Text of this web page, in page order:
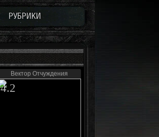
РУБРИКИ
Вектор Отчуждения
4.2